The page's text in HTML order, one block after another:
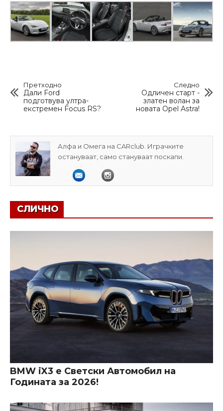
Претходно
Дали Ford
подготвува ултра-
екстремен Focus RS?
Следно
Одличен старт -
златен волан за
новата Opel Astra!
Алфа и Омега на CARclub. Играчките
остануваат, само стануваат поскапи.
СЛИЧНО
BMW iX3 е Светски Автомобил на
Годината за 2026!